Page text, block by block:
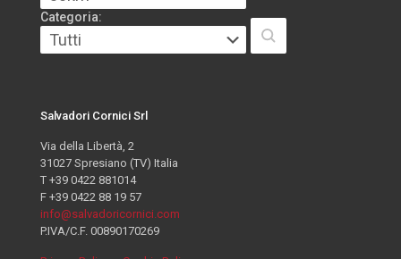
Categoria:
Salvadori Cornici Srl
Via della Libertà, 2
31027 Spresiano (TV) Italia
T +39 0422 881014
F +39 0422 88 19 57
info@salvadoricornici.com
P.IVA/C.F. 00890170269